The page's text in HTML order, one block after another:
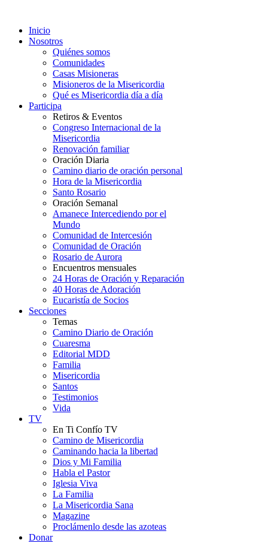
Inicio
Nosotros
Quiénes somos
Comunidades
Casas Misioneras
Misioneros de la Misericordia
Qué es Misericordia día a día
Participa
Retiros & Eventos
Congreso Internacional de la
Misericordia
Renovación familiar
Oración Diaria
Camino diario de oración personal
Hora de la Misericordia
Santo Rosario
Oración Semanal
Amanece Intercediendo por el
Mundo
Comunidad de Intercesión
Comunidad de Oración
Rosario de Aurora
Encuentros mensuales
24 Horas de Oración y Reparación
40 Horas de Adoración
Eucaristía de Socios
Secciones
Temas
Camino Diario de Oración
Cuaresma
Editorial MDD
Familia
Misericordia
Santos
Testimonios
Vida
TV
En Ti Confío TV
Camino de Misericordia
Caminando hacia la libertad
Dios y Mi Familia
Habla el Pastor
Iglesia Viva
La Familia
La Misericordia Sana
Magazine
Proclámenlo desde las azoteas
Donar